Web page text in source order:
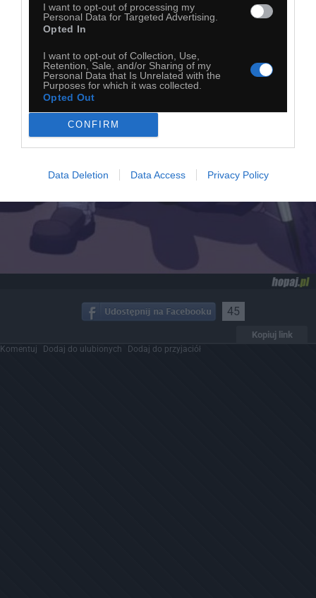
I want to opt-out of processing my
Personal Data for Targeted Advertising.
Opted In
I want to opt-out of Collection, Use,
Retention, Sale, and/or Sharing of my
Personal Data that Is Unrelated with the
Purposes for which it was collected.
Opted Out
CONFIRM
Data Deletion Data Access Privacy Policy
45
Kopiuj link
Komentuj Dodaj do ulubionych Dodaj do przyjaciół